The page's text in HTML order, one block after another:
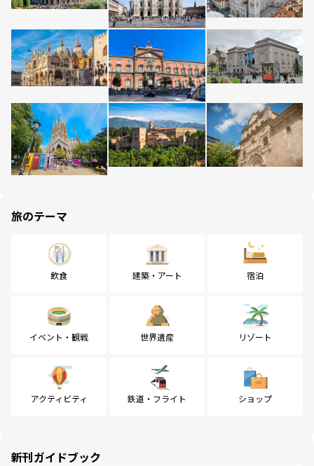
旅のテーマ
飲食 建築・アート 宿泊
イベント・観戦 世界遺産 リゾート
アクティビティ 鉄道・フライト ショップ
新刊ガイドブック